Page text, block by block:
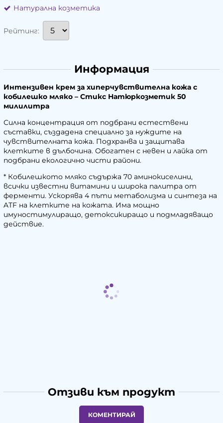
Натурална козметика
Рейтинг:
Информация
Интензивен крем за хиперчувствителна кожа с
кобилешко мляко – Стикс Натюркозметик 50
милилитра
Силна концентрация от подбрани естествени
съставки, създадена специално за нуждите на
чувствителната кожа. Подхранва и защитава
клетките в дълбочина. Обогатен с невен и лайка от
подбрани екологично чисти райони.
* Кобилешкото мляко съдържа 70 аминокиселини,
всички известни витамини и широка палитра от
ферменти. Ускорява 4 пъти метаболизма и синтеза на
ATF на клетките на кожата. Има мощно
имуностимулиращо, детоксикиращо и подмладяващо
действие.
Отзиви към продукт
КОМЕНТИРАЙ